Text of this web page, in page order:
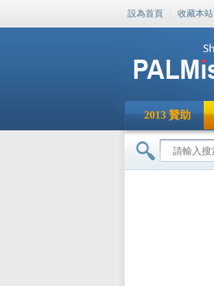
設為首頁 | 收藏本站
2013 贊助